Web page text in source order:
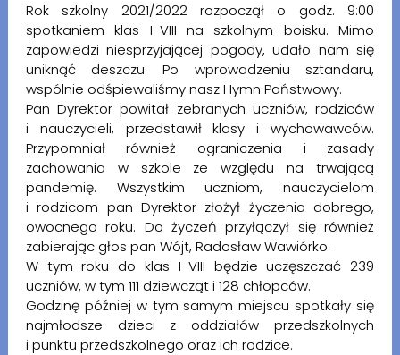
Rok szkolny 2021/2022 rozpoczął o godz. 9:00
spotkaniem klas I-VIII na szkolnym boisku. Mimo
zapowiedzi niesprzyjającej pogody, udało nam się
uniknąć deszczu. Po wprowadzeniu sztandaru,
wspólnie odśpiewaliśmy nasz Hymn Państwowy.
Pan Dyrektor powitał zebranych uczniów, rodziców
i nauczycieli, przedstawił klasy i wychowawców.
Przypomniał również ograniczenia i zasady
zachowania w szkole ze względu na trwającą
pandemię. Wszystkim uczniom, nauczycielom
i rodzicom pan Dyrektor złożył życzenia dobrego,
owocnego roku. Do życzeń przyłączył się również
zabierając głos pan Wójt, Radosław Wawiórko.
W tym roku do klas I-VIII będzie uczęszczać 239
uczniów, w tym 111 dziewcząt i 128 chłopców.
Godzinę później w tym samym miejscu spotkały się
najmłodsze dzieci z oddziałów przedszkolnych
i punktu przedszkolnego oraz ich rodzice.